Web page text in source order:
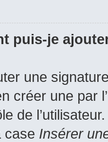
puis-je
une
créer une par
de
case Insérer